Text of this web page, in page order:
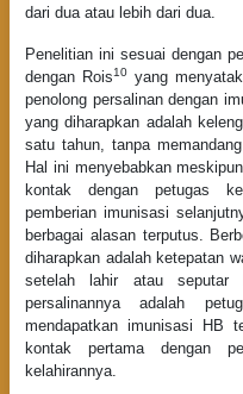
dari dua atau lebih dari dua.
Penelitian ini sesuai dengan
dengan Rois10 yang
penolong persalinan dengan
yang diharapkan adalah
satu tahun, tanpa
Hal ini menyebabkan
kontak dengan petugas
pemberian imunisasi
berbagai alasan terputus.
diharapkan adalah ketepatan
setelah lahir atau seputar
persalinannya adalah
mendapatkan imunisasi HB
kontak pertama dengan
kelahirannya.